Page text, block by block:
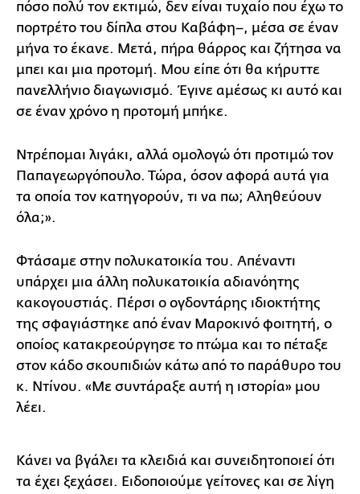
πόσο πολύ τον εκτιμώ, δεν είναι τυχαίο που έχω το
πορτρέτο του δίπλα στου Καβάφη–, μέσα σε έναν
μήνα το έκανε. Μετά, πήρα θάρρος και ζήτησα να
μπει και μια προτομή. Μου είπε ότι θα κήρυττε
πανελλήνιο διαγωνισμό. Έγινε αμέσως κι αυτό και
σε έναν χρόνο η προτομή μπήκε.
Ντρέπομαι λιγάκι, αλλά ομολογώ ότι προτιμώ τον
Παπαγεωργόπουλο. Τώρα, όσον αφορά αυτά για
τα οποία τον κατηγορούν, τι να πω; Αληθεύουν
όλα;».
Φτάσαμε στην πολυκατοικία του. Απέναντι
υπάρχει μια άλλη πολυκατοικία αδιανόητης
κακογουστιάς. Πέρσι ο ογδοντάρης ιδιοκτήτης
της σφαγιάστηκε από έναν Μαροκινό φοιτητή, ο
οποίος κατακρεούργησε το πτώμα και το πέταξε
στον κάδο σκουπιδιών κάτω από το παράθυρο του
κ. Ντίνου. «Με συντάραξε αυτή η ιστορία» μου
λέει.
Κάνει να βγάλει τα κλειδιά και συνειδητοποιεί ότι
τα έχει ξεχάσει. Ειδοποιούμε γείτονες και σε λίγη